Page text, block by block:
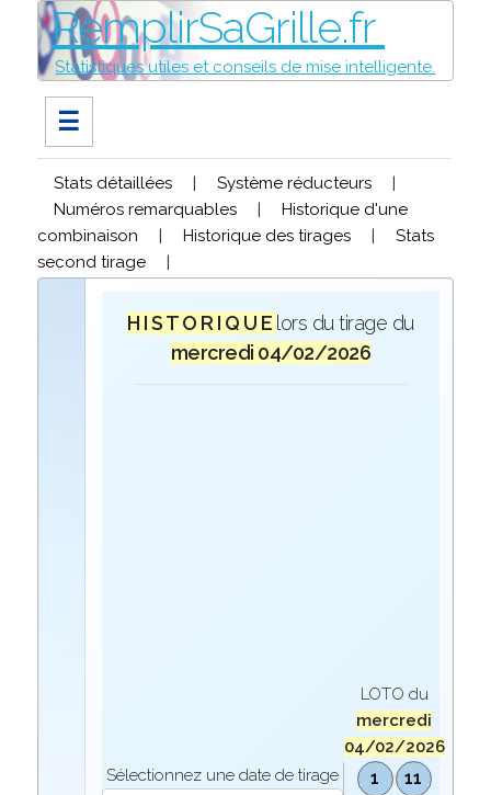
RemplirSaGrille.fr
Statistiques utiles et conseils de mise intelligente.
☰
Stats détaillées | Système réducteurs
|
Numéros remarquables
|
Historique d'une
combinaison
| Historique des tirages |
Stats
second tirage
|
H I S T O R I Q U E lors du tirage du
mercredi 04/02/2026
Sélectionnez une date de tirage
LOTO du
mercredi
04/02/2026
1
11